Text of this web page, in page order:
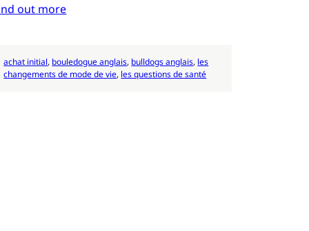
out more
achat initial, bouledogue anglais, bulldogs anglais, les
changements de mode de vie, les questions de santé